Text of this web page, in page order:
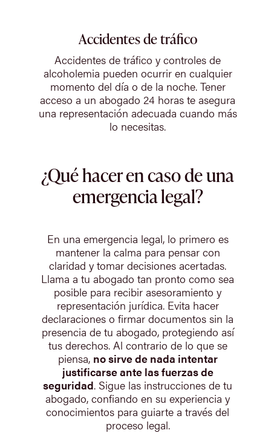
Accidentes de tráfico
Accidentes de tráfico y controles de
alcoholemia pueden ocurrir en cualquier
momento del día o de la noche. Tener
acceso a un abogado 24 horas te asegura
una representación adecuada cuando más
lo necesitas.
¿Qué hacer en caso de una
emergencia legal?
En una emergencia legal, lo primero es
mantener la calma para pensar con
claridad y tomar decisiones acertadas.
Llama a tu abogado tan pronto como sea
posible para recibir asesoramiento y
representación jurídica. Evita hacer
declaraciones o firmar documentos sin la
presencia de tu abogado, protegiendo así
tus derechos. Al contrario de lo que se
piensa, no sirve de nada intentar
justificarse ante las fuerzas de
seguridad. Sigue las instrucciones de tu
abogado, confiando en su experiencia y
conocimientos para guiarte a través del
proceso legal.